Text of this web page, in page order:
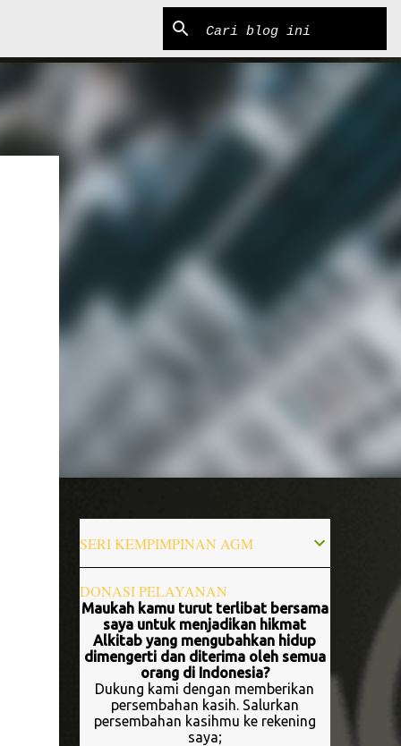
SERI KEMPIMPINAN AGM
DONASI PELAYANAN
Maukah kamu turut terlibat bersama
saya untuk menjadikan hikmat
Alkitab yang mengubahkan hidup
dimengerti dan diterima oleh semua
orang di Indonesia?
Dukung kami dengan memberikan
persembahan kasih. Salurkan
persembahan kasihmu ke rekening
saya;